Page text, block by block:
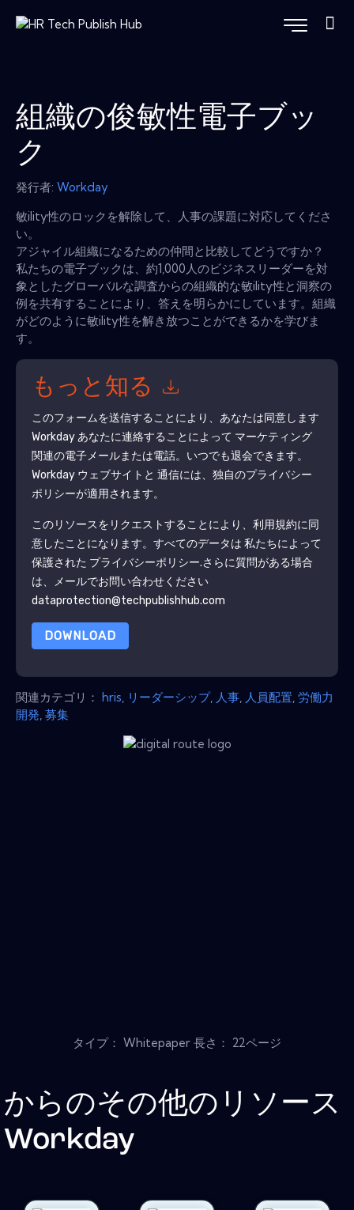
組織の俊敏性電子ブッ
ク
発行者: Workday
敏ility性のロックを解除して、人事の課題に対応してくださ
い。
アジャイル組織になるための仲間と比較してどうですか？
私たちの電子ブックは、約1,000人のビジネスリーダーを対
象としたグローバルな調査からの組織的な敏ility性と洞察の
例を共有することにより、答えを明らかにしています。組織
がどのように敏ility性を解き放つことができるかを学びま
す。
もっと知る
このフォームを送信することにより、あなたは同意します
Workdayあなたに連絡することによって マーケティング
関連の電子メールまたは電話。いつでも退会できます。
Workdayウェブサイトと 通信には、独自のプライバシー
ポリシーが適用されます。
このリソースをリクエストすることにより、利用規約に同
意したことになります。すべてのデータは 私たちによって
保護された プライバシーポリシー.さらに質問がある場合
は、メールでお問い合わせください
dataprotection@techpublishhub.com
DOWNLOAD
関連カテゴリ： hris リーダーシップ, 人事 人員配置 労働力
開発 募集
タイプ： Whitepaper 長さ： 22ページ
からのその他のリソース
Workday